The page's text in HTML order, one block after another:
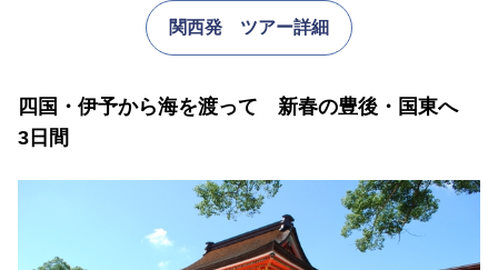
関西発 ツアー詳細
四国・伊予から海を渡って 新春の豊後・国東へ
3日間